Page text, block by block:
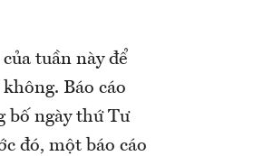
tuần này để
Báo cáo
bố ngày thứ Tư
đó, một báo cáo